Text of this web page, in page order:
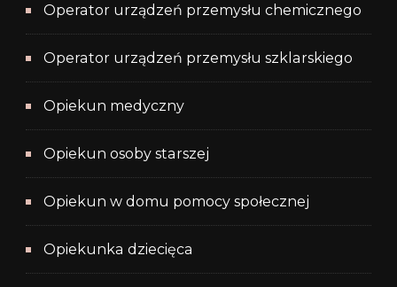
Operator urządzeń przemysłu chemicznego
Operator urządzeń przemysłu szklarskiego
Opiekun medyczny
Opiekun osoby starszej
Opiekun w domu pomocy społecznej
Opiekunka dziecięca